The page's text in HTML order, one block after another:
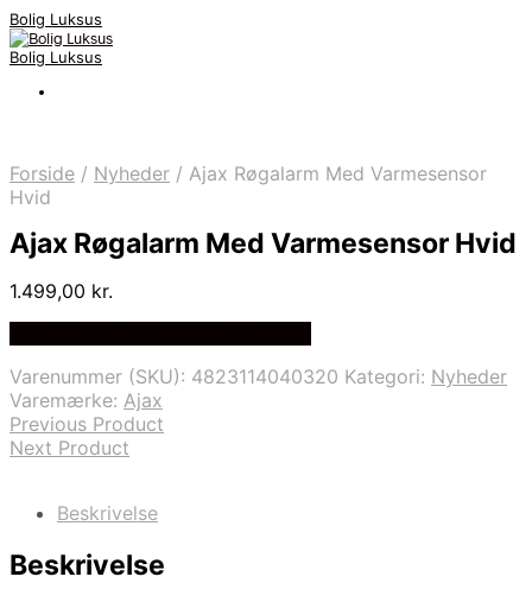
Bolig Luksus
Bolig Luksus
Forside / Nyheder / Ajax Røgalarm Med Varmesensor
Hvid
Ajax Røgalarm Med Varmesensor Hvid
1.499,00 kr.
Varenummer (SKU): 4823114040320 Kategori: Nyheder
Varemærke: Ajax
Previous Product
Next Product
Beskrivelse
Beskrivelse